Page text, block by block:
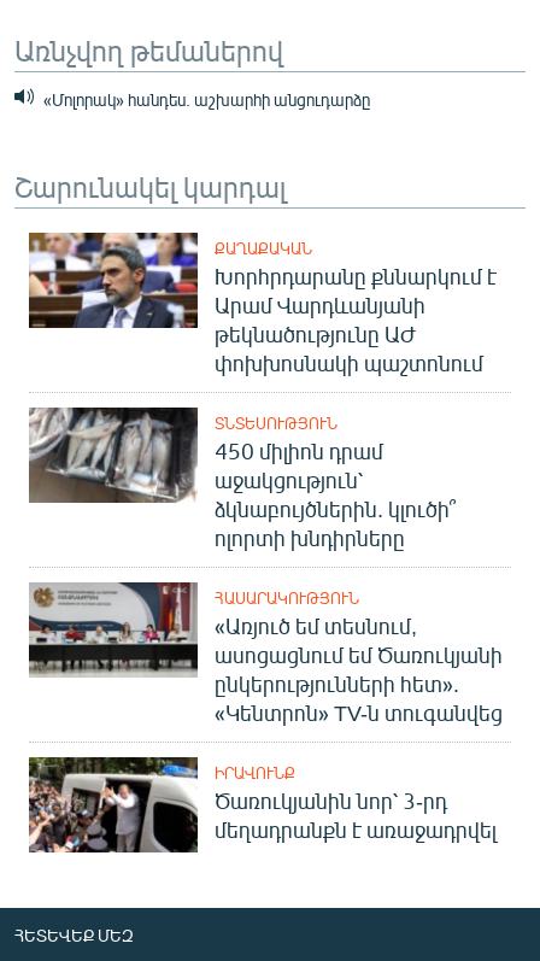
Առնչվող թեմաներով
«Մոլորակ» հանդես. աշխարհի անցուդարձը
Շարունակել կարդալ
ՔԱՂԱՔԱԿԱՆ
Խորհրդարանը քննարկում է
Արամ Վարդևանյանի
թեկնածությունը ԱԺ
փոխխոսնակի պաշտոնում
ՏՆՏԵՍՈՒԹՅՈՒՆ
450 միլիոն դրամ
աջակցություն՝
ձկնաբույծներին. կլուծի՞
ոլորտի խնդիրները
ՀԱՍԱՐԱԿՈՒԹՅՈՒՆ
«Առյուծ եմ տեսնում,
ասոցացնում եմ Ծառուկյանի
ընկերությունների հետ».
«Կենտրոն» TV-ն տուգանվեց
ԻՐԱՎՈՒՆՔ
Ծառուկյանին նոր՝ 3-րդ
մեղադրանքն է առաջադրվել
ՀԵՏԵՎԵՔ ՄԵԶ